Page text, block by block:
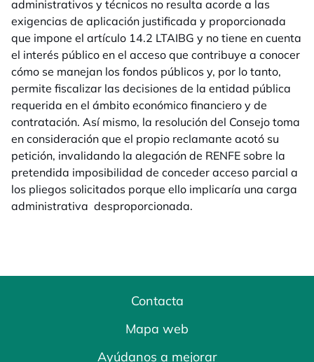
administrativos y técnicos no resulta acorde a las
exigencias de aplicación justificada y proporcionada
que impone el artículo 14.2 LTAIBG y no tiene en cuenta
el interés público en el acceso que contribuye a conocer
cómo se manejan los fondos públicos y, por lo tanto,
permite fiscalizar las decisiones de la entidad pública
requerida en el ámbito económico financiero y de
contratación. Así mismo, la resolución del Consejo toma
en consideración que el propio reclamante acotó su
petición, invalidando la alegación de RENFE sobre la
pretendida imposibilidad de conceder acceso parcial a
los pliegos solicitados porque ello implicaría una carga
administrativa desproporcionada.
Contacta
Mapa web
Ayúdanos a mejorar